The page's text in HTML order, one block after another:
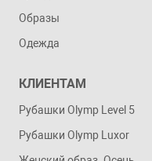
Образы
Одежда
КЛИЕНТАМ
Рубашки Olymp Level 5
Рубашки Olymp Luxor